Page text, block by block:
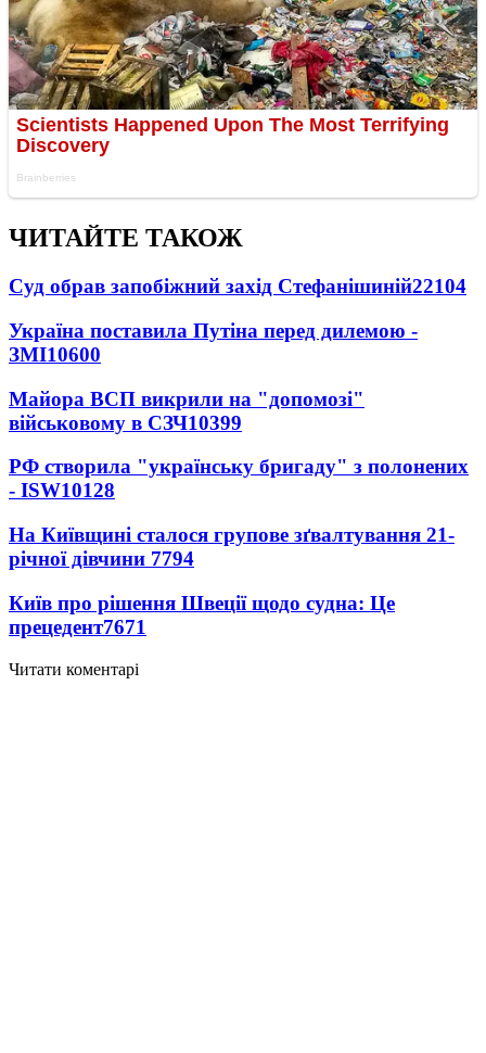
ЧИТАЙТЕ ТАКОЖ
Суд обрав запобіжний захід Стефанішиній22104
Україна поставила Путіна перед дилемою -
ЗМІ10600
Майора ВСП викрили на "допомозі"
військовому в СЗЧ10399
РФ створила "українську бригаду" з полонених
- ISW10128
На Київщині сталося групове зґвалтування 21-
річної дівчини 7794
Київ про рішення Швеції щодо судна: Це
прецедент7671
Читати коментарі